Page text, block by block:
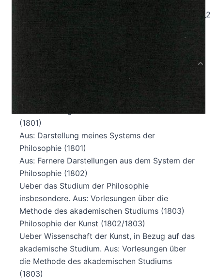
Leseprobe_Schelling_Ausgewaehlte_Schriften_Bd._2
Produktbeschreibung
Vorbemerkung des Herausgebers
Ueber den wahren Begriff der Naturphilosophie
und die richtige Art ihre Probleme aufzulösen
(1801)
Aus: Darstellung meines Systems der
Philosophie (1801)
Aus: Fernere Darstellungen aus dem System der
Philosophie (1802)
Ueber das Studium der Philosophie
insbesondere. Aus: Vorlesungen über die
Methode des akademischen Studiums (1803)
Philosophie der Kunst (1802/1803)
Ueber Wissenschaft der Kunst, in Bezug auf das
akademische Studium. Aus: Vorlesungen über
die Methode des akademischen Studiums
(1803)